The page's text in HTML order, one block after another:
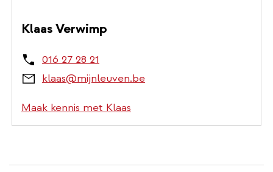
Klaas Verwimp
016 27 28 21
klaas@mijnleuven.be
Maak kennis met Klaas